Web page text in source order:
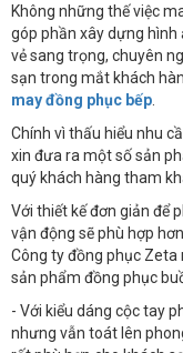
Không những thế việc
góp phần xây dựng hình
vẻ sang trọng, chuyên
sạn trong mắt khách
may đồng phục bếp.
Chính vì thấu hiểu nhu
xin đưa ra một số sản
quý khách hàng tham
Với thiết kế đơn giản để
vận động sẽ phù hợp
Công ty đồng phục Zeta
sản phẩm đồng phục
- Với kiểu dáng cộc tay
nhưng vẫn toát lên